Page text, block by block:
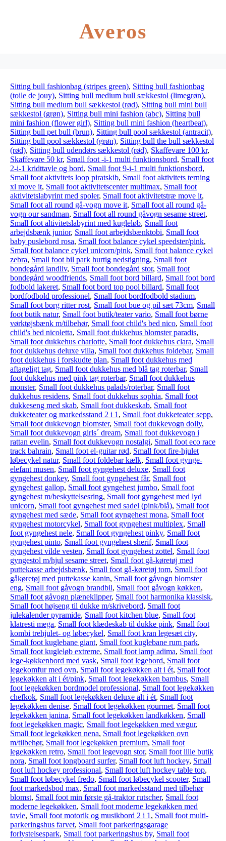
Averos
Sitting bull fashionbag (stripes green), Sitting bull fashionbag
(toile de jouy), Sitting bull medium bull sækkestol (limegrøn),
Sitting bull medium bull sækkestol (rød), Sitting bull mini bull
sækkestol (grøn), Sitting bull mini fashion (abc), Sitting bull
mini fashion (flower girl), Sitting bull mini fashion (heartbeat),
Sitting bull pet bull (brun), Sitting bull pool sækkestol (antracit),
Sitting bull pool sækkestol (grøn), Sitting bull the bull sækkestol
(rød), Sitting bull udendørs sækkestol (rød), Skaffevare 100 kr,
Skaffevare 50 kr, Small foot -i-1 multi funktionsbord, Small foot
2-i-1 kridttavle og bord, Small foot 9-i-1 multi funktionsbord,
Small foot aktivitets loop piratskib, Small foot aktivitets terning
xl move it, Small foot aktivitetscenter multimax, Small foot
aktivitetslabyrint med spoler, Small foot aktivitetstræ move it,
Small foot all round gå-vogn move it, Small foot all round gå-
vogn our sandman, Small foot all round gåvogn sesame street,
Small foot altivitetslabyrint med kugleløb, Small foot
arbejdsbænk junior, Small foot arbejdsbænktobi, Small foot
baby puslebord rosa, Small foot balance cykel speedster/pink,
Small foot balance cykel unicorn/pink, Small foot balance cykel
zebra, Small foot bil park hurtig nedstigning, Small foot
bondegård landliv, Small foot bondegård stor, Small foot
bondegård woodfriends, Small foot bord billard, Small foot bord
fodbold lakeret, Small foot bord top pool billard, Small foot
bordfodbold professionel, Small foot bordfodbold stadium,
Small foot borg ritter rost, Small foot bue og pil sæt 73cm, Small
foot butik natur, Small foot butik/teater vario, Small foot børne
vørktøjsbænk m/tilbehør, Small foot child's bed nico, Small foot
child's bed nicoletta, Small foot dukkehus blomster paradis,
Small foot dukkehus charlotte, Small foot dukkehus clara, Small
foot dukkehus deluxe villa, Small foot dukkehus foldebar, Small
foot dukkehus i forskudte plan, Small foot dukkehus med
aftageligt tag, Small foot dukkehus med blå tag roterbar, Small
foot dukkehus med pink tag roterbar, Small foot dukkehus
monster, Small foot dukkehus palads/roterbar, Small foot
dukkehus residens, Small foot dukkehus sophia, Small foot
dukkeseng med skab, Small foot dukkeskab, Small foot
dukketeater og markedsstand 2 i 1 , Small foot dukketeater sepp,
Small foot dukkevogn blomster, Small foot dukkevogn dolly,
Small foot dukkevogn girls´ dream, Small foot dukkevogn i
rattan evelin, Small foot dukkevogn nostalgi, Small foot eco race
track bahrain, Small foot el-guitar rød, Small foot fire-hjulet
løbecykel natur, Small foot foldebar kælk, Small foot gynge-
elefant musen, Small foot gyngehest deluxe, Small foot
gyngehest donkey, Small foot gyngehest får, Small foot
gyngehest gallop, Small foot gyngehest jumbo, Small foot
gyngehest m/beskyttelsesring, Small foot gyngehest med lyd
unicorn, Small foot gyngehest med sadel (pink/blå), Small foot
gyngehest med sæde, Small foot gyngehest mona, Small foot
gyngehest motorcykel, Small foot gyngehest multiplex, Small
foot gyngehest nele, Small foot gyngehest pinky, Small foot
gyngehest pinto, Small foot gyngehest sherif, Small foot
gyngehest vilde vesten, Small foot gyngehest zottel, Small foot
gyngestol m/hjul sesame street, Small foot gå-køretøj med
puttekasse arbejdsbænk, Small foot gå-køretøj tom, Small foot
gåkøretøj med puttekasse kanin, Small foot gåvogn blomster
eng, Small foot gåvogn brandbil, Small foot gåvogn køkken,
Small foot gåvogn plæneklipper, Small foot harmonika klassisk,
Small foot højseng til dukke m/skrivebord, Small foot
julekalender pyramide, Small foot kitchen blue, Small foot
klatresti mega, Small foot klædeskab til dukke pink, Small foot
kombi trehjulet- og løbecykel, Small foot kran legesæt city,
Small foot kuglebane giant, Small foot kuglebane rum park,
Small foot kugleløb extreme, Small foot lamp adima, Small foot
lege-køkkenbord med vask, Small foot legebord, Small foot
legekomfur med ovn, Small foot legekøkken alt i ét, Small foot
legekøkken alt i ét/pink, Small foot legekøkken bambus, Small
foot legekøkken bordmodel professional, Small foot legekøkken
chefkok, Small foot legekøkken deluxe alt i ét, Small foot
legekøkken denise, Small foot legekøkken gourmet, Small foot
legekøkken janina, Small foot legekøkken landkøkken, Small
foot legekøkken magic, Small foot legekøkken med vægur,
Small foot legekøkken nena, Small foot legekøkken ovn
m/tilbehør, Small foot legekøkken premium, Small foot
legekøkken retro, Small foot legevogn stor, Small foot lille butik
nora, Small foot longboard surfer, Small foot luft hockey, Small
foot luft hockey professional, Small foot luft hockey table top,
Small foot løbecykel fredo, Small foot løbecykel scooter, Small
foot markedsbod max, Small foot markedsstand med tilbehør
blomst, Small foot min første gå-traktor rutscher, Small foot
moderne legekøkken, Small foot moderne legekøkken med
tavle, Small foot motorik og musikbord 2 i 1 , Small foot multi-
parkeringshus farvet, Small foot parkeringsgarage
forlystelsespark, Small foot parkeringshus by, Small foot